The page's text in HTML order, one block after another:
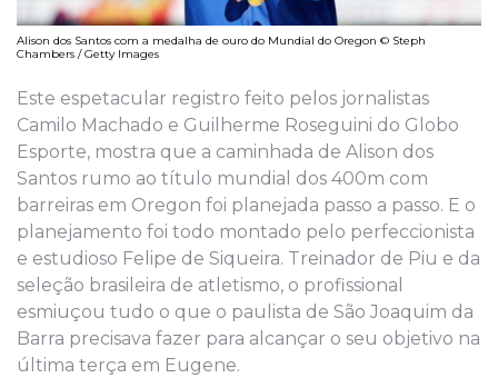
Alison dos Santos com a medalha de ouro do Mundial do Oregon © Steph
Chambers / Getty Images
Este espetacular registro feito pelos jornalistas
Camilo Machado e Guilherme Roseguini do Globo
Esporte, mostra que a caminhada de Alison dos
Santos rumo ao título mundial dos 400m com
barreiras em Oregon foi planejada passo a passo. E o
planejamento foi todo montado pelo perfeccionista
e estudioso Felipe de Siqueira. Treinador de Piu e da
seleção brasileira de atletismo, o profissional
esmiuçou tudo o que o paulista de São Joaquim da
Barra precisava fazer para alcançar o seu objetivo na
última terça em Eugene.